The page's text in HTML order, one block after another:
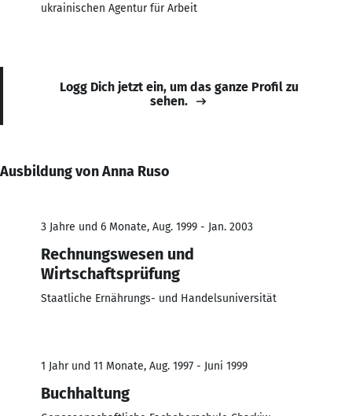
ukrainischen Agentur für Arbeit
Logg Dich jetzt ein, um das ganze Profil zu
sehen.
Ausbildung von Anna Ruso
3 Jahre und 6 Monate, Aug. 1999 - Jan. 2003
Rechnungswesen und
Wirtschaftsprüfung
Staatliche Ernährungs- und Handelsuniversität
1 Jahr und 11 Monate, Aug. 1997 - Juni 1999
Buchhaltung